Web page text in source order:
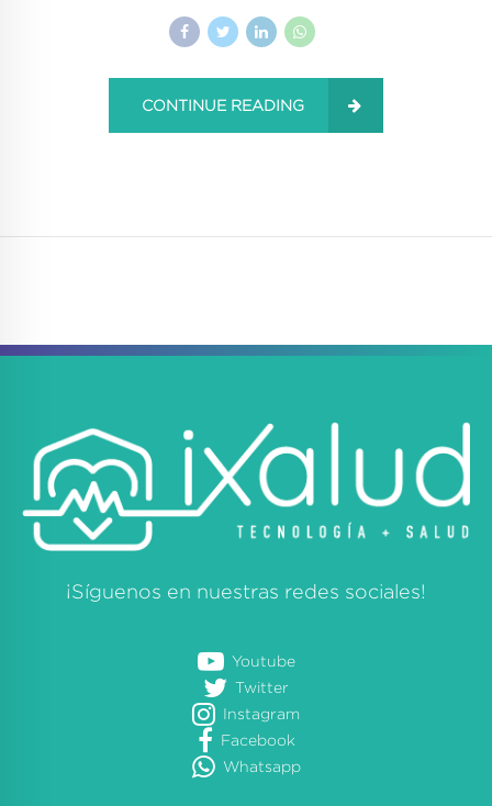
CONTINUE READING
¡Síguenos en nuestras redes sociales!
Youtube
Twitter
Instagram
Facebook
Whatsapp